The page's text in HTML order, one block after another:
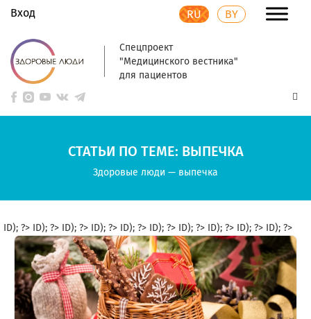
Вход RU BY
Спецпроект
"Медицинского вестника"
для пациентов
СТАТЬИ ПО ТЕМЕ: ВЫПЕЧКА
Здоровые люди — выпечка
ID); ?> ID); ?> ID); ?> ID); ?> ID); ?> ID); ?> ID); ?> ID); ?> ID); ?> ID); ?>